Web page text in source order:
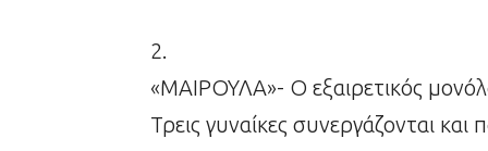
2.
«ΜΑΙΡΟΥΛΑ»- Ο εξαιρετικός
Τρεις γυναίκες συνεργάζονται